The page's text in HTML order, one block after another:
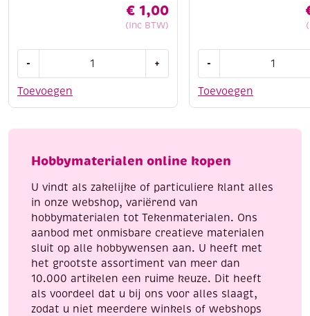
€ 1,00
(Inc BTW)
Toevoegen
-
van
aantal
+
Toevoegen
-
Kraskaart,
paarden
Hobbymaterialen online kopen
U vindt als zakelijke of particuliere klant alles
in onze webshop, variërend van
hobbymaterialen tot Tekenmaterialen. Ons
aanbod met onmisbare creatieve materialen
sluit op alle hobbywensen aan. U heeft met
het grootste assortiment van meer dan
10.000 artikelen een ruime keuze. Dit heeft
als voordeel dat u bij ons voor alles slaagt,
zodat u niet meerdere winkels of webshops